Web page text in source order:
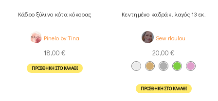
Κάδρο ξύλινο κότα κόκορας
Pinelo by Tina
18,00 €
ΠΡΟΣΘΉΚΗ ΣΤΟ ΚΑΛΆΘΙ
Κεντημένο καδράκι λαγός 13 εκ.
Sew rloulou
20,00 €
ΠΡΟΣΘΉΚΗ ΣΤΟ ΚΑΛΆΘΙ